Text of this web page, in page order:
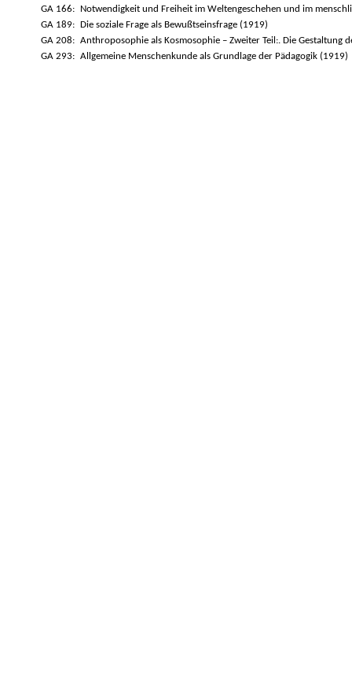
GA 166:
Notwendigkeit und Freiheit im Weltengeschehen und im
GA 189: Die soziale Frage als Bewußtseinsfrage (1919)
GA 208: Anthroposophie als Kosmosophie – Zweiter Teil:. Die Gestaltung
GA 293: Allgemeine Menschenkunde als Grundlage der Pädagogik (1919)